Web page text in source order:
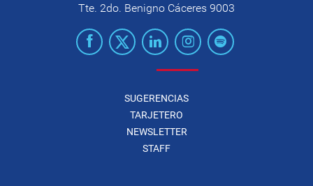
Tte. 2do. Benigno Cáceres 9003
SUGERENCIAS
TARJETERO
NEWSLETTER
STAFF